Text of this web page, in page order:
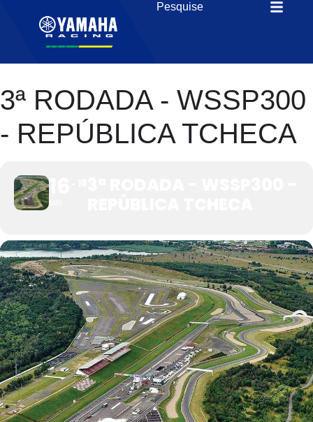
3ª RODADA - WSSP300
- REPÚBLICA TCHECA